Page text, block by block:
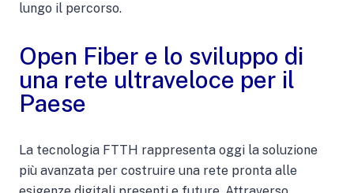
lungo il percorso.
Open Fiber e lo sviluppo di
una rete ultraveloce per il
Paese
La tecnologia FTTH rappresenta oggi la soluzione
più avanzata per costruire una rete pronta alle